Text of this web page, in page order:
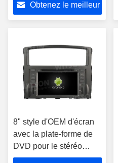
multimédia de voiture de
Mitsubishi Pajero V93
Obtenez le meilleur
8" style d'OEM d'écran
avec la plate-forme de
DVD pour le stéréo
2006-2016 de